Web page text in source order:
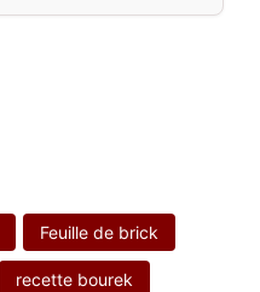
Feuille de brick
recette bourek